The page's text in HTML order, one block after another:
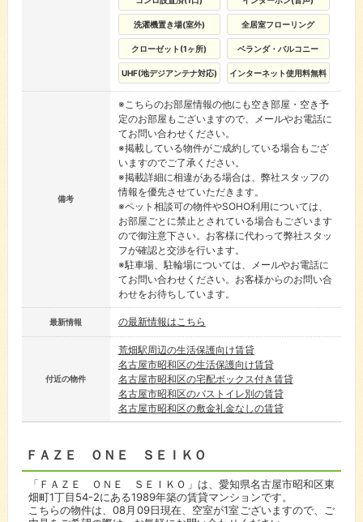
洗濯機置き場(室外) 全居室フローリング
クローゼット(1ヶ所) ベランダ・バルコニー
UHF(地デジアンテナ対応) インターネット使用料無料
備考
※こちらのお部屋情報の他にも空き部屋・空き予
定のお部屋もございますので、メールやお電話に
てお問い合わせください。
※掲載している物件がご成約している場合もござ
いますのでご了承ください。
※掲載詳細に相違がある場合は、弊社スタッフの
情報を優先させていただきます。
※ペット相談可の物件やSOHO利用については、
お部屋ごとに禁止とされている場合もございます
ので御注意下さい。お客様に代わって弊社スタッ
フが確認と交渉を行います。
※駐車場、駐輪場については、メールやお電話に
てお問い合わせください。お客様からのお問い合
わせをお待ちしています。
最新情報 の最新情報はこちら
付近の物件
荒畑駅周辺の生活保護向け賃貸
名古屋市昭和区の生活保護向け賃貸
名古屋市昭和区の宅配ボックス付き賃貸
名古屋市昭和区のバストイレ別の賃貸
名古屋市昭和区の敷金礼金なしの賃貸
ＦＡＺＥ ＯＮＥ ＳＥＩＫＯ
「ＦＡＺＥ ＯＮＥ ＳＥＩＫＯ」は、愛知県名古屋市昭和区東
畑町1丁目54-2にある1989年築の賃貸マンションです。
こちらの物件は、08月09日現在、空室が1室ございますので、ご